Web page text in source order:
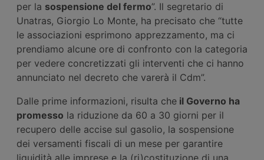
per la sospensione del fermo”. Il segretario di
Unatras, Giorgio Lo Monte, ha precisato che “tutte
le associazioni esprimono apprezzamento, ma ci
prendiamo alcune ore di confronto con la categoria
per vedere concretizzati gli interventi che ci hanno
annunciato nel decreto che varerà il Cdm”.
Dalle prime informazioni, risulta che il Governo ha
promesso la riduzione da 60 a 30 giorni per il
recupero delle accise sul gasolio, la sospensione
dei versamenti fiscali di un mese per garantire